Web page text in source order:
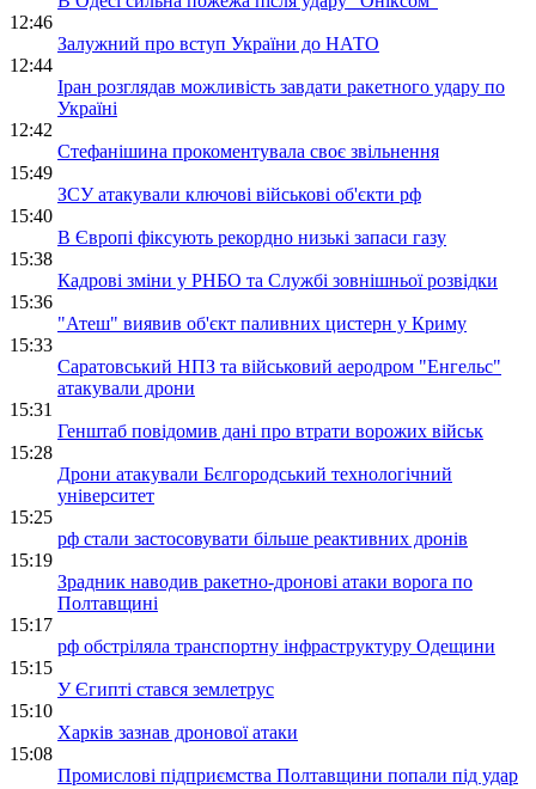
12:46
Залужний про вступ України до НАТО
12:44
Іран розглядав можливість завдати ракетного удару по
Україні
12:42
Стефанішина прокоментувала своє звільнення
15:49
ЗСУ атакували ключові військові об'єкти рф
15:40
В Європі фіксують рекордно низькі запаси газу
15:38
Кадрові зміни у РНБО та Службі зовнішньої розвідки
15:36
"Атеш" виявив об'єкт паливних цистерн у Криму
15:33
Саратовський НПЗ та військовий аеродром "Енгельс"
атакували дрони
15:31
Генштаб повідомив дані про втрати ворожих військ
15:28
Дрони атакували Бєлгородський технологічний
університет
15:25
рф стали застосовувати більше реактивних дронів
15:19
Зрадник наводив ракетно-дронові атаки ворога по
Полтавщині
15:17
рф обстріляла транспортну інфраструктуру Одещини
15:15
У Єгипті стався землетрус
15:10
Харків зазнав дронової атаки
15:08
Промислові підприємства Полтавщини попали під удар